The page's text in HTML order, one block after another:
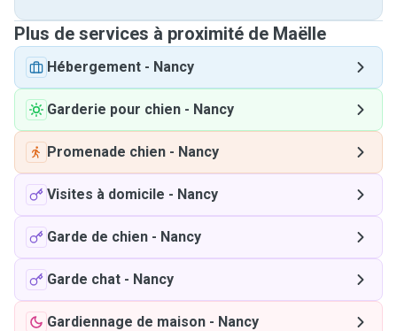
Plus de services à proximité de Maëlle
Hébergement - Nancy
Garderie pour chien - Nancy
Promenade chien - Nancy
Visites à domicile - Nancy
Garde de chien - Nancy
Garde chat - Nancy
Gardiennage de maison - Nancy